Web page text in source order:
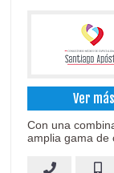
Ver más
Con una
amplia gama de